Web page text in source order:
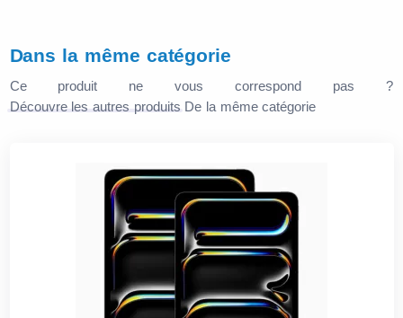
Dans la même catégorie
Ce produit ne vous correspond pas ?
Découvre les autres produits De la même catégorie